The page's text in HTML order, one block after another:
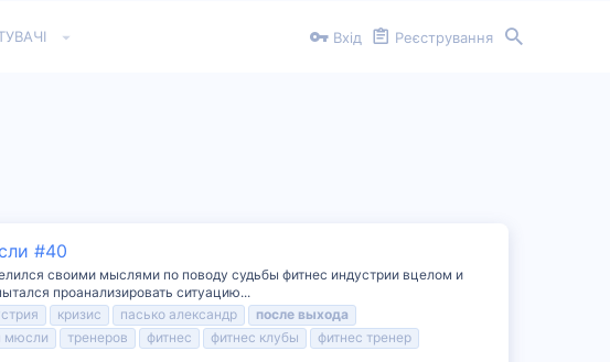
Вхід Реєстрування
#40
своими мыслями по поводу судьбы фитнес индустрии вцелом и
проанализировать ситуацию...
кризис пасько александр после выхода
мюсли тренеров фитнес фитнес клубы
фитнес тренер